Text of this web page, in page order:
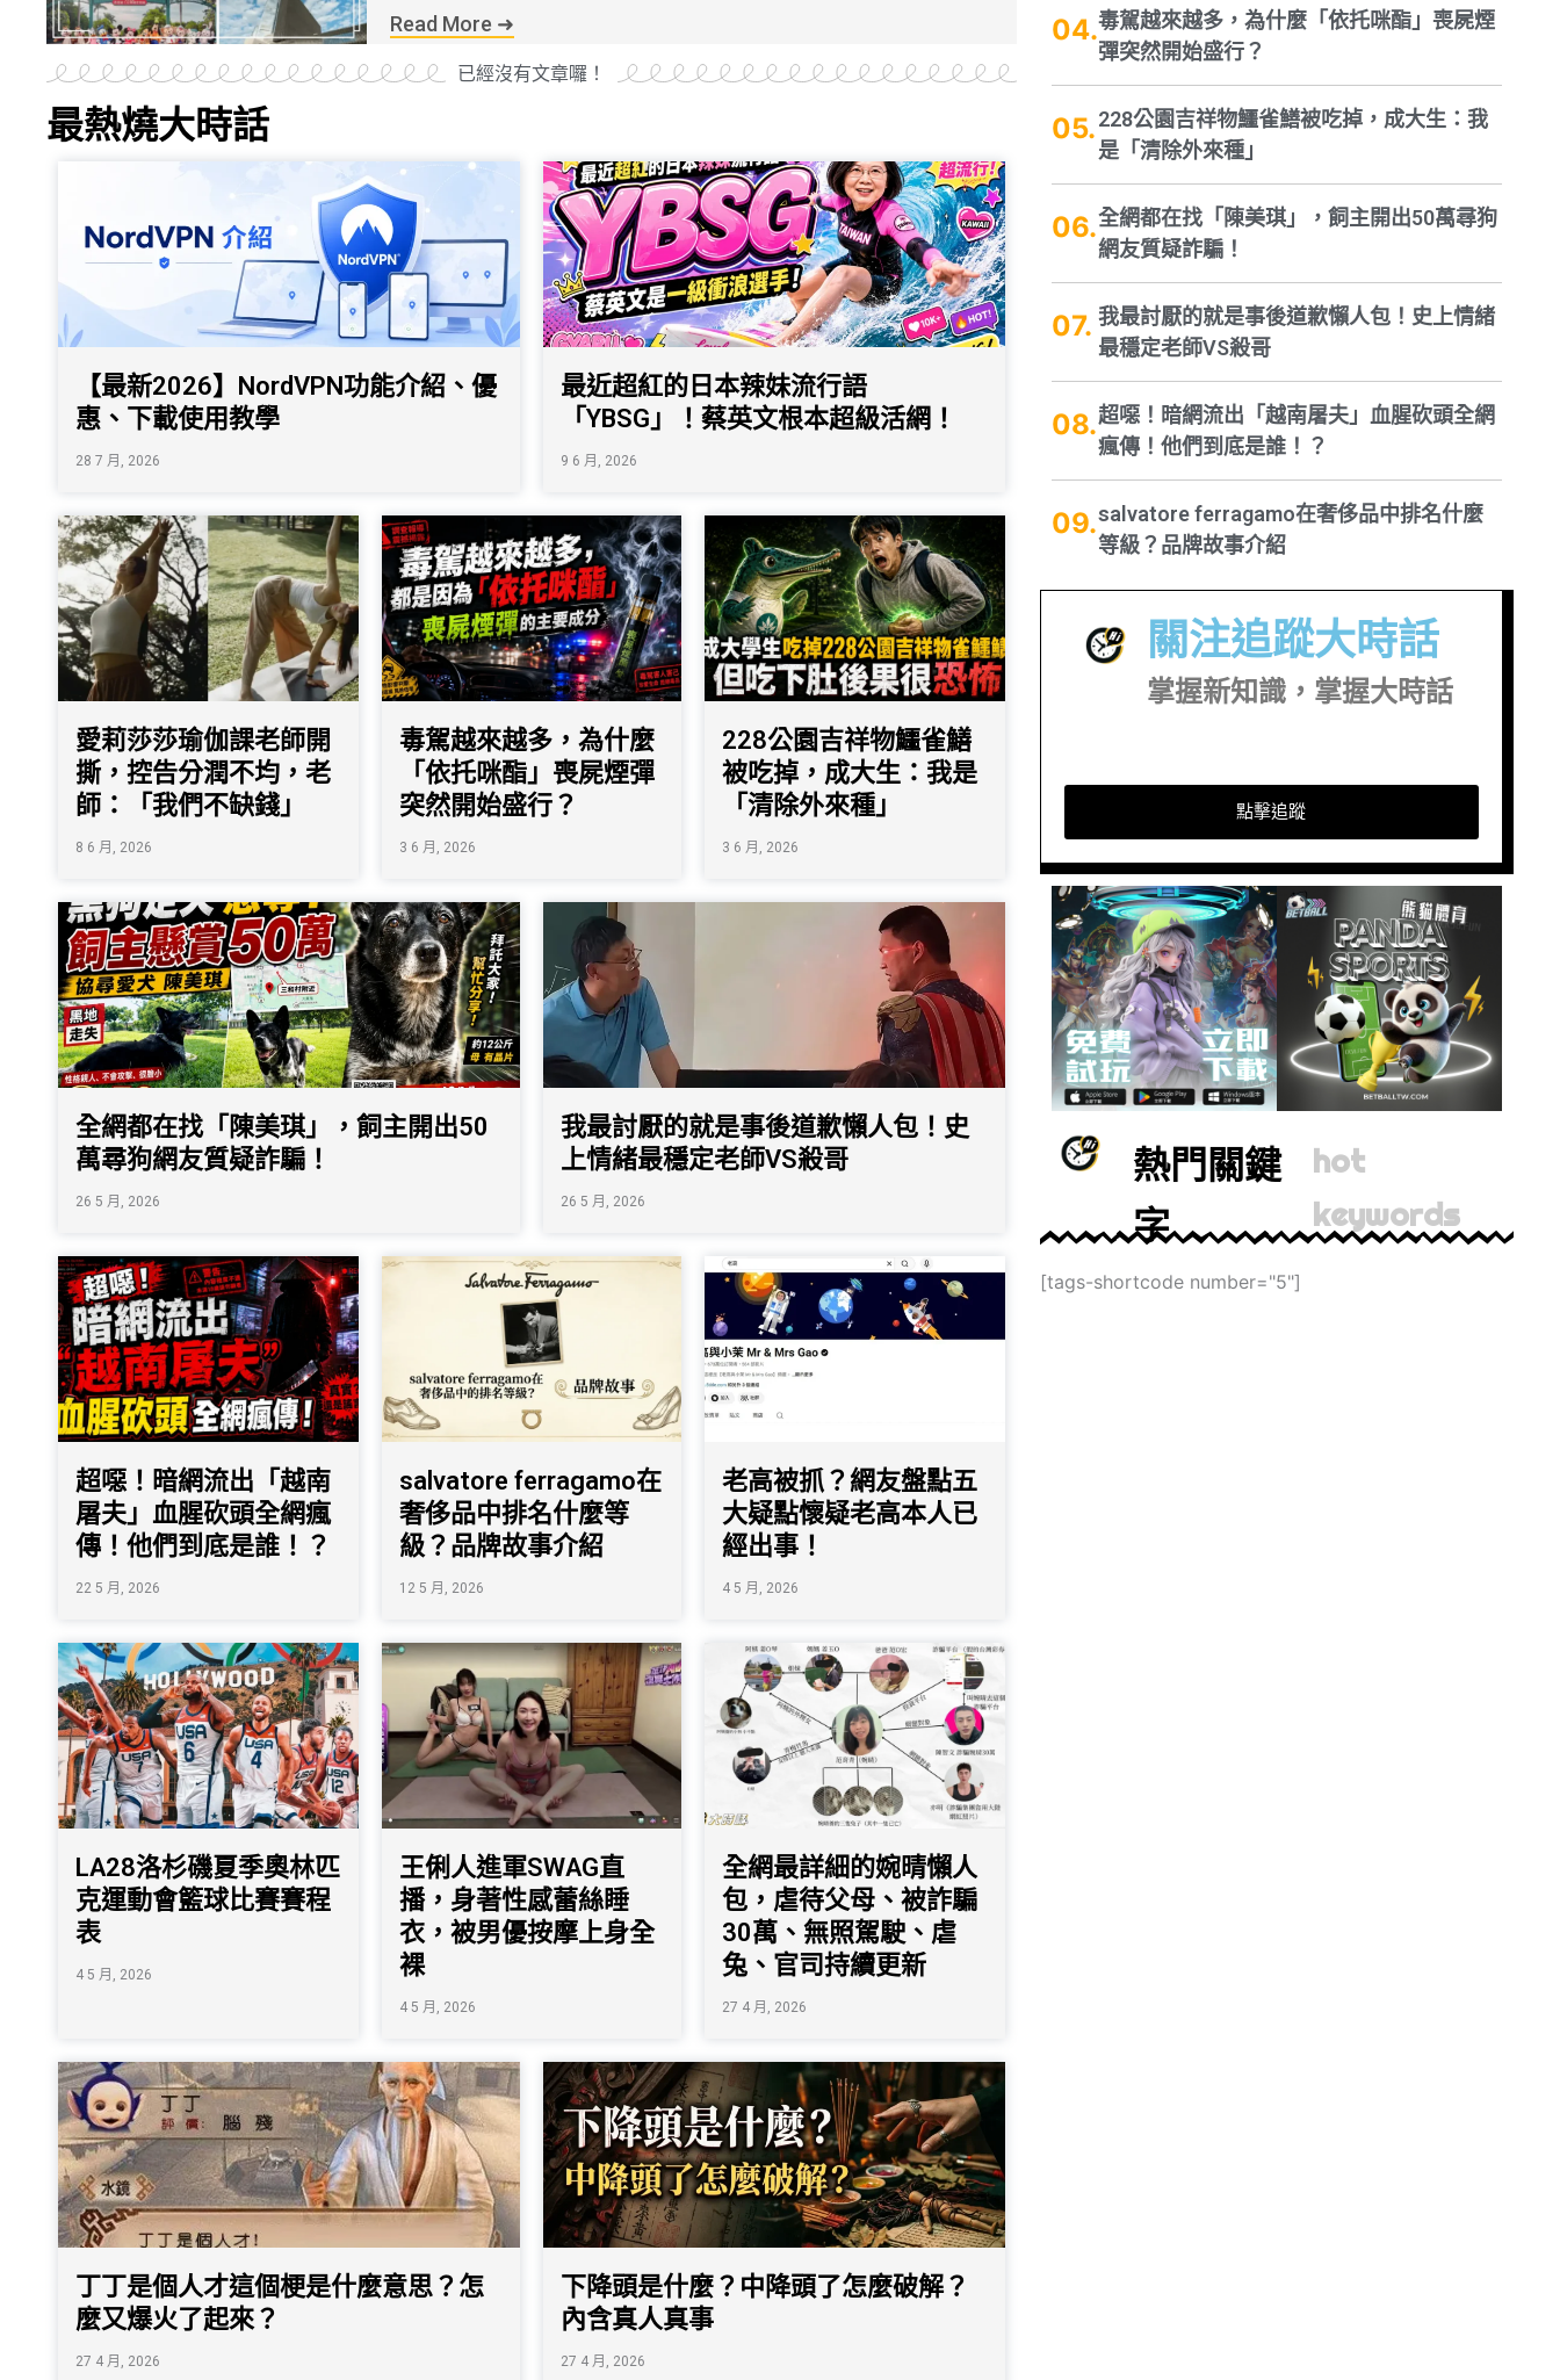
Read More ➜
已經沒有文章囉！
最熱燒大時話
【最新2026】NordVPN功能介紹、優
惠、下載使用教學
28 7 月, 2026
最近超紅的日本辣妹流行語
「YBSG」！蔡英文根本超級活網！
9 6 月, 2026
愛莉莎莎瑜伽課老師開
撕，控告分潤不均，老
師：「我們不缺錢」
8 6 月, 2026
毒駕越來越多，為什麼
「依托咪酯」喪屍煙彈
突然開始盛行？
3 6 月, 2026
228公園吉祥物鱷雀鱔
被吃掉，成大生：我是
「清除外來種」
3 6 月, 2026
全網都在找「陳美琪」，飼主開出50
萬尋狗網友質疑詐騙！
26 5 月, 2026
我最討厭的就是事後道歉懶人包！史
上情緒最穩定老師VS殺哥
26 5 月, 2026
超噁！暗網流出「越南
屠夫」血腥砍頭全網瘋
傳！他們到底是誰！？
22 5 月, 2026
salvatore ferragamo在
奢侈品中排名什麼等
級？品牌故事介紹
12 5 月, 2026
老高被抓？網友盤點五
大疑點懷疑老高本人已
經出事！
4 5 月, 2026
LA28洛杉磯夏季奧林匹
克運動會籃球比賽賽程
表
4 5 月, 2026
王俐人進軍SWAG直
播，身著性感蕾絲睡
衣，被男優按摩上身全
裸
4 5 月, 2026
全網最詳細的婉晴懶人
包，虐待父母、被詐騙
30萬、無照駕駛、虐
兔、官司持續更新
27 4 月, 2026
丁丁是個人才這個梗是什麼意思？怎
麼又爆火了起來？
27 4 月, 2026
下降頭是什麼？中降頭了怎麼破解？
內含真人真事
27 4 月, 2026
毒駕越來越多，為什麼「依托咪酯」喪屍煙
彈突然開始盛行？
228公園吉祥物鱷雀鱔被吃掉，成大生：我
是「清除外來種」
全網都在找「陳美琪」，飼主開出50萬尋狗
網友質疑詐騙！
我最討厭的就是事後道歉懶人包！史上情緒
最穩定老師VS殺哥
超噁！暗網流出「越南屠夫」血腥砍頭全網
瘋傳！他們到底是誰！？
salvatore ferragamo在奢侈品中排名什麼
等級？品牌故事介紹
關注追蹤大時話
掌握新知識，掌握大時話
點擊追蹤
熱門關鍵
字
hot
keywords
[tags-shortcode number="5"]